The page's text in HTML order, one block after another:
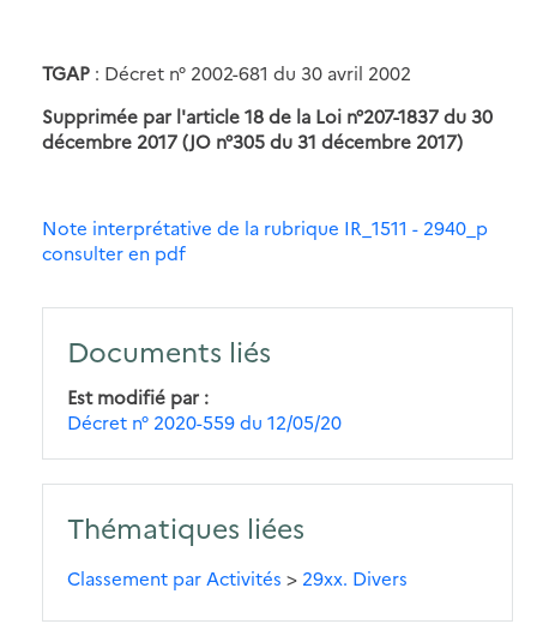
TGAP : Décret n° 2002-681 du 30 avril 2002
Supprimée par l'article 18 de la Loi n°207-1837 du 30
décembre 2017 (JO n°305 du 31 décembre 2017)
Note interprétative de la rubrique IR_1511 - 2940_p
consulter en pdf
Documents liés
Est modifié par
Décret n° 2020-559 du 12/05/20
Thématiques liées
Classement par Activités > 29xx. Divers